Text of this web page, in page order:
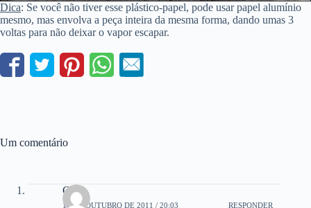
Dica: Se você não tiver esse plástico-papel, pode usar papel alumínio
mesmo, mas envolva a peça inteira da mesma forma, dando umas 3
voltas para não deixar o vapor escapar.
Um comentário
Clê
14 DE OUTUBRO DE 2011 / 20:03 RESPONDER